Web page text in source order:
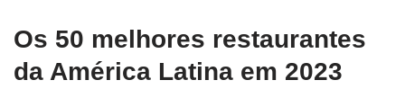
Os 50 melhores restaurantes
da América Latina em 2023